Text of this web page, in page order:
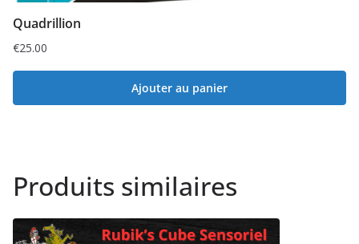
Quadrillion
€25.00
Ajouter au panier
Produits similaires